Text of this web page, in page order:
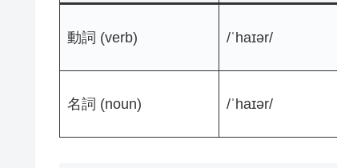
動詞 (verb) /ˈhaɪər/
名詞 (noun) /ˈhaɪər/